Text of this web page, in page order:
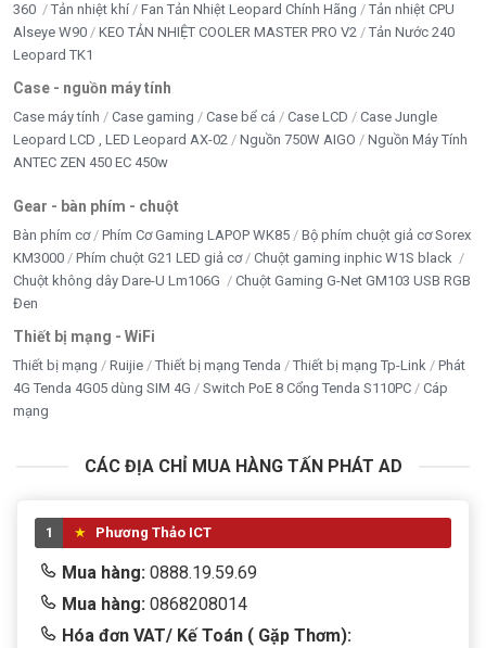
360
Tản nhiệt khí Fan Tản Nhiệt Leopard Chính Hãng
Tản nhiệt CPU
Alseye W90
KEO TẢN NHIỆT COOLER MASTER PRO V2
Tản Nước 240
Leopard TK1
Case - nguồn máy tính
Case máy tính Case gaming Case bể cá Case LCD
Case Jungle
Leopard LCD , LED Leopard AX-02
Nguồn 750W AIGO
Nguồn Máy Tính
ANTEC ZEN 450 EC 450w
Gear - bàn phím - chuột
Bàn phím cơ Phím Cơ Gaming LAPOP WK85
Bộ phím chuột giả cơ Sorex
KM3000
Phím chuột G21 LED giả cơ
Chuột gaming inphic W1S black
Chuột không dây Dare-U Lm106G
Chuột Gaming G-Net GM103 USB RGB
Đen
Thiết bị mạng - WiFi
Thiết bị mạng Ruijie Thiết bị mạng Tenda Thiết bị mạng Tp-Link
Phát
4G Tenda 4G05 dùng SIM 4G
Switch PoE 8 Cổng Tenda S110PC
Cáp
mạng
CÁC ĐỊA CHỈ MUA HÀNG TẤN PHÁT AD
1 Phương Thảo ICT
Mua hàng: 0888.19.59.69
Mua hàng: 0868208014
Hóa đơn VAT/ Kế Toán ( Gặp Thơm):